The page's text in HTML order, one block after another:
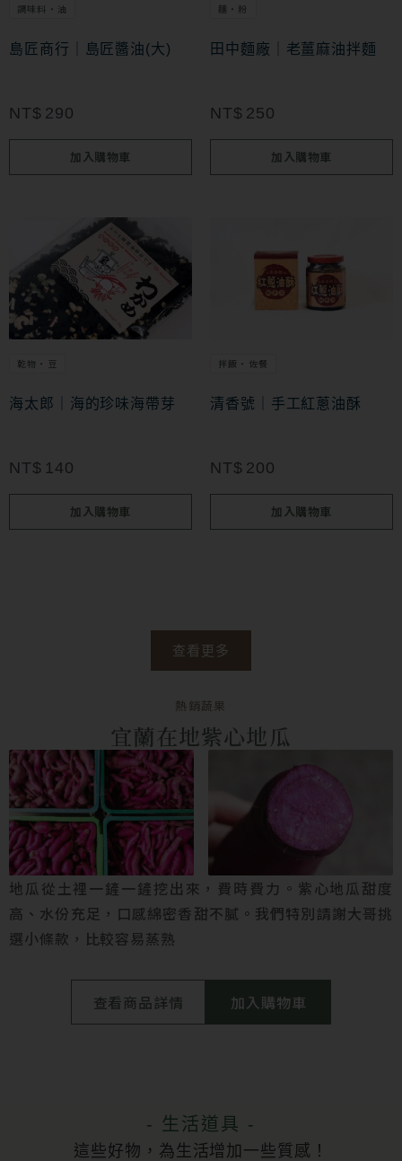
調味料・油
島匠商行｜島匠醬油(大)
NT$ 290
加入購物車
麵・粉
田中麵廠｜老薑麻油拌麵
NT$ 250
加入購物車
乾物・豆
海太郎｜海的珍味海帶芽
NT$ 140
加入購物車
拌飯・佐餐
清香號｜手工紅蔥油酥
NT$ 200
加入購物車
查看更多
熱銷蔬果
宜蘭在地紫心地瓜
地瓜從土裡一鏟一鏟挖出來，費時費力。紫心地瓜甜度
高、水份充足，口感綿密香甜不膩。我們特別請謝大哥挑
選小條款，比較容易蒸熟
查看商品詳情 加入購物車
- 生活道具 -
這些好物，為生活增加一些質感！